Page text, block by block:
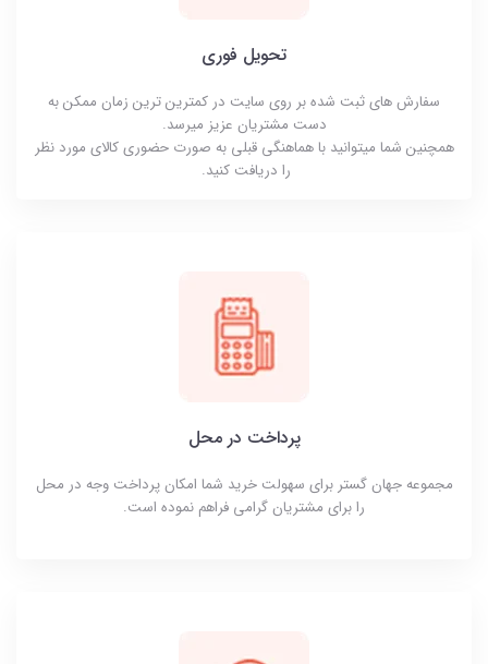
تحویل فوری
سفارش های ثبت شده بر روی سایت در کمترین ترین زمان ممکن به
دست مشتریان عزیز میرسد.
همچنین شما میتوانید با هماهنگی قبلی به صورت حضوری کالای مورد نظر
را دریافت کنید.
پرداخت در محل
مجموعه جهان گستر برای سهولت خرید شما امکان پرداخت وجه در محل
را برای مشتریان گرامی فراهم نموده است.